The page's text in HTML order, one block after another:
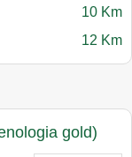
10 Km
12 Km
gold)